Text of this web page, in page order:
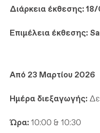
Διάρκεια έκθεσης:
Επιμέλεια έκθεσης:
Από 23 Μαρτίου 2026
Ημέρα διεξαγωγής:
Ώρα: 10:00 & 10:30